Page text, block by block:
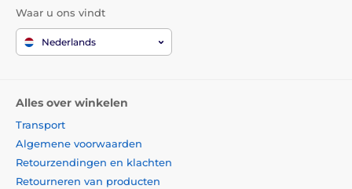
Waar u ons vindt
Nederlands
Alles over winkelen
Transport
Algemene voorwaarden
Retourzendingen en klachten
Retourneren van producten